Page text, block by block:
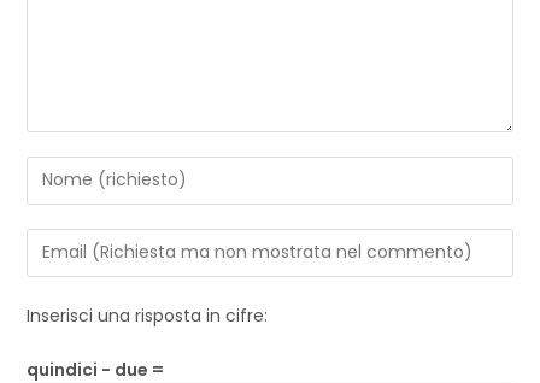
Inserisci una risposta in cifre:
quindici − due =